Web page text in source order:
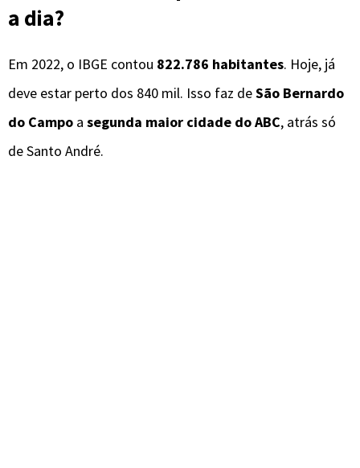
a dia?
Em 2022, o IBGE contou 822.786 habitantes. Hoje, já
deve estar perto dos 840 mil. Isso faz deSão Bernardo
do Campo a segunda maior cidade do ABC, atrás só
de Santo André.